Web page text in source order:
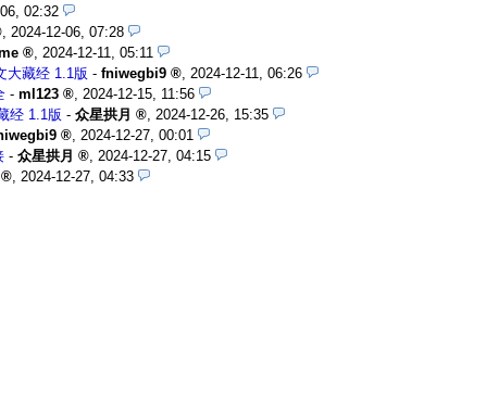
02:32
2024-12-06, 07:28
2024-12-11, 05:11
大藏经 1.1版 - fniwegbi9
2024-12-11, 06:26
- ml123
2024-12-15, 11:56
经 1.1版 - 众星拱月
2024-12-26, 15:35
2024-12-27, 00:01
- 众星拱月
2024-12-27, 04:15
2024-12-27, 04:33